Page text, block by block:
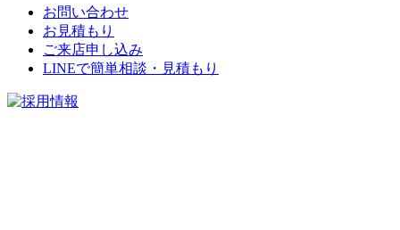
お問い合わせ
お見積もり
ご来店申し込み
LINEで簡単相談・見積もり